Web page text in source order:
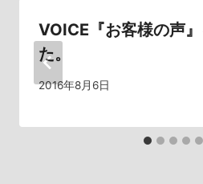
ョ
ン
VOICE『お客様の声
た。
2016年8月6日